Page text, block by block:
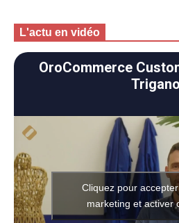
L'actu en vidéo
OroCommerce
Trigano
Cliquez pour
marketing et activer